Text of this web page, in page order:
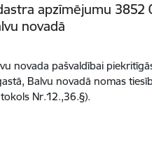
apzīmējumu 3852
novadā
novada pašvaldībai
Balvu novadā nomas
Nr.12.,36.§).